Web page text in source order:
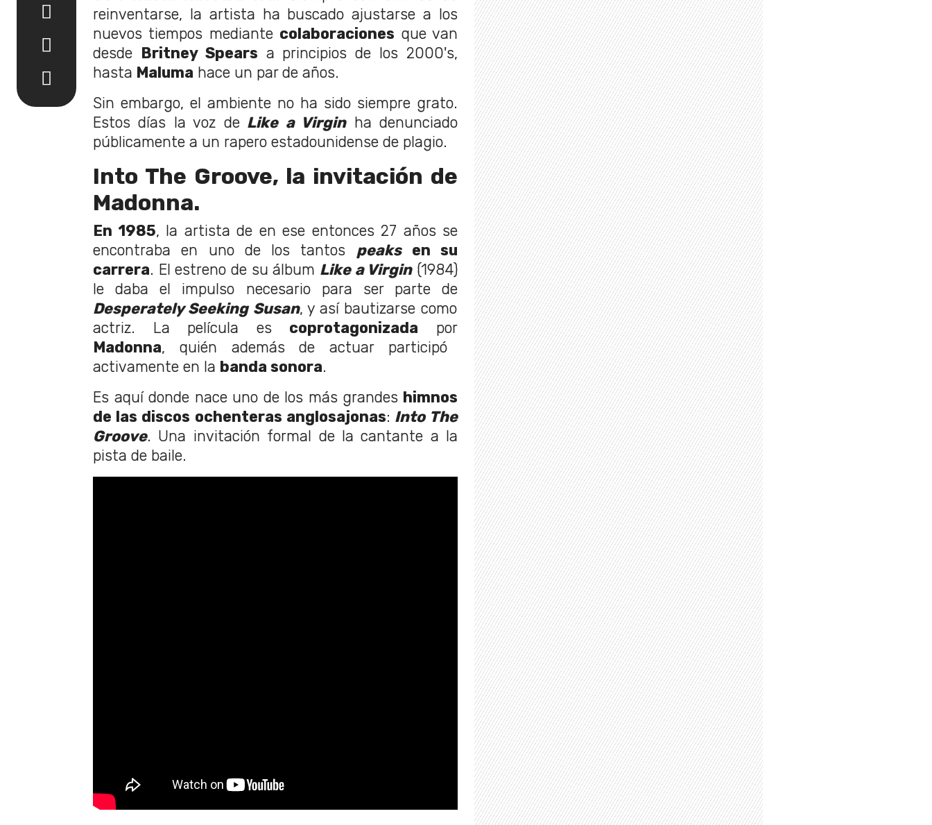
reinventarse, la artista ha buscado ajustarse a los
nuevos tiempos mediante colaboraciones que van
desde Britney Spears a principios de los 2000's,
hasta Maluma hace un par de años.
Sin embargo, el ambiente no ha sido siempre grato.
Estos días la voz deLike a Virginha denunciado
públicamente a un rapero estadounidense de plagio.
Into The Groove, la invitación de
Madonna.
En 1985, la artista de en ese entonces 27 años se
encontraba en uno de los tantos peaks
en su
carrera. El estreno de su álbum Like a Virgin (1984)
le daba el impulso necesario para ser parte de
Desperately Seeking Susan, y así bautizarse como
actriz. La película es coprotagonizada por
Madonna, quién además de actuar participó
activamente en la banda sonora.
Es aquí donde nace uno de los más grandes himnos
de las discos ochenteras anglosajonas: Into The
Groove. Una invitación formal de la cantante a la
pista de baile.